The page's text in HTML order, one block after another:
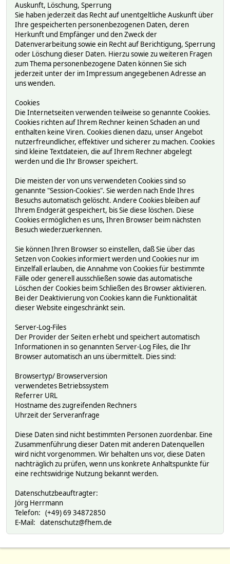
Auskunft, Löschung, Sperrung
Sie haben jederzeit das Recht auf unentgeltliche Auskunft über
Ihre gespeicherten personenbezogenen Daten, deren
Herkunft und Empfänger und den Zweck der
Datenverarbeitung sowie ein Recht auf Berichtigung, Sperrung
oder Löschung dieser Daten. Hierzu sowie zu weiteren Fragen
zum Thema personenbezogene Daten können Sie sich
jederzeit unter der im Impressum angegebenen Adresse an
uns wenden.
Cookies
Die Internetseiten verwenden teilweise so genannte Cookies.
Cookies richten auf Ihrem Rechner keinen Schaden an und
enthalten keine Viren. Cookies dienen dazu, unser Angebot
nutzerfreundlicher, effektiver und sicherer zu machen. Cookies
sind kleine Textdateien, die auf Ihrem Rechner abgelegt
werden und die Ihr Browser speichert.
Die meisten der von uns verwendeten Cookies sind so
genannte "Session-Cookies". Sie werden nach Ende Ihres
Besuchs automatisch gelöscht. Andere Cookies bleiben auf
Ihrem Endgerät gespeichert, bis Sie diese löschen. Diese
Cookies ermöglichen es uns, Ihren Browser beim nächsten
Besuch wiederzuerkennen.
Sie können Ihren Browser so einstellen, daß Sie über das
Setzen von Cookies informiert werden und Cookies nur im
Einzelfall erlauben, die Annahme von Cookies für bestimmte
Fälle oder generell ausschließen sowie das automatische
Löschen der Cookies beim Schließen des Browser aktivieren.
Bei der Deaktivierung von Cookies kann die Funktionalität
dieser Website eingeschränkt sein.
Server-Log-Files
Der Provider der Seiten erhebt und speichert automatisch
Informationen in so genannten Server-Log Files, die Ihr
Browser automatisch an uns übermittelt. Dies sind:
Browsertyp/ Browserversion
verwendetes Betriebssystem
Referrer URL
Hostname des zugreifenden Rechners
Uhrzeit der Serveranfrage
Diese Daten sind nicht bestimmten Personen zuordenbar. Eine
Zusammenführung dieser Daten mit anderen Datenquellen
wird nicht vorgenommen. Wir behalten uns vor, diese Daten
nachträglich zu prüfen, wenn uns konkrete Anhaltspunkte für
eine rechtswidrige Nutzung bekannt werden.
Datenschutzbeauftragter:
Jörg Herrmann
Telefon: (+49) 69 34872850
E-Mail: datenschutz@fhem.de